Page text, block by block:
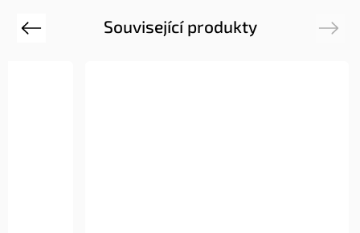
Související produkty
Previous Next